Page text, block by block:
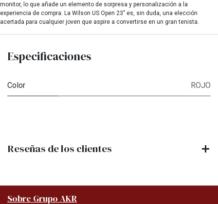
monitor, lo que añade un elemento de sorpresa y personalización a la
experiencia de compra. La Wilson US Open 23" es, sin duda, una elección
acertada para cualquier joven que aspire a convertirse en un gran tenista.
Especificaciones
Color ROJO
Reseñas de los clientes
Sobre Grupo AKR